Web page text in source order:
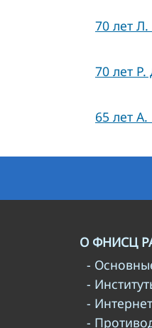
70 лет Л.
70 лет
65 лет
О ФНИСЦ
-
-
-
-